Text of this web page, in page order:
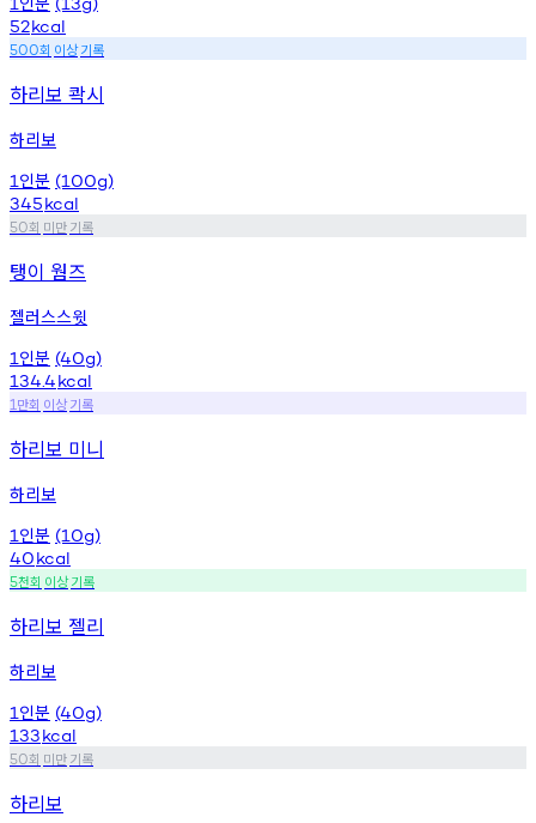
52kcal
500회 이상기록
하리보 콱시
하리보
1 인분 (100g)
345kcal
50회 미만기록
탱이 웜즈
젤러스스윗
1 인분 (40g)
134.4kcal
1 만회 이상기록
하리보 미니
하리보
1 인분 (10g)
40kcal
5천회 이상기록
하리보 젤리
하리보
1 인분 (40g)
133kcal
50회 미만기록
하리보